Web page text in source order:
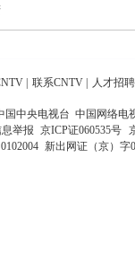
| 联系CNTV | 人才招聘
国中央电视台 中国网络电
举报 京ICP证060535号
新出网证（京）